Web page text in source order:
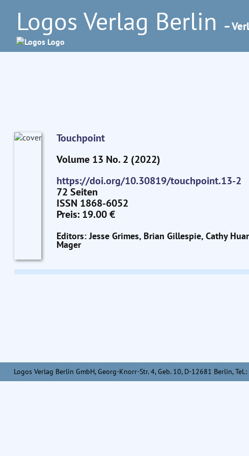
Logos Verlag Berlin –
Touchpoint
Volume 13 No. 2 (2022)
https://doi.org/10.30819/touchpoint.13-2
72 Seiten
ISSN 1868-6052
Preis: 19.00 €
Editors: Jesse Grimes, Brian Gillespie, Cathy
Mager
Logos Verlag Berlin GmbH, Georg-Knorr-Str. 4, Geb. 10, D-12681 Berlin,